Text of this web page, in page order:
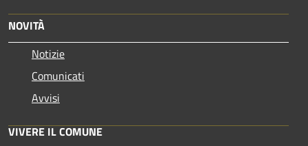
NOVITÀ
Notizie
Comunicati
Avvisi
VIVERE IL COMUNE